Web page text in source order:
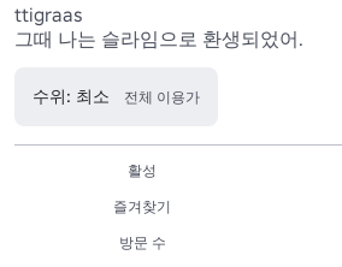
ttigraas
그때 나는 슬라임으로 환생되었어.
수위: 최소 전체 이용가
활성
즐겨찾기
방문 수